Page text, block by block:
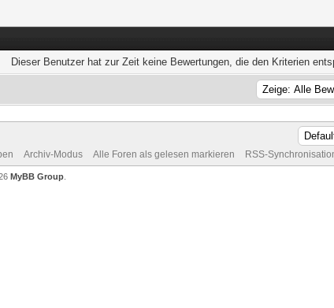
Dieser Benutzer hat zur Zeit keine Bewertungen, die den Kriterien
Archiv-Modus Alle Foren als gelesen markieren RSS-
MyBB Group.